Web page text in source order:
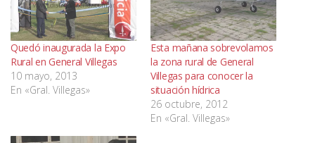
Quedó inaugurada la Expo
Rural en General Villegas
10 mayo, 2013
En «Gral. Villegas»
Esta mañana sobrevolamos
la zona rural de General
Villegas para conocer la
situación hídrica
26 octubre, 2012
En «Gral. Villegas»